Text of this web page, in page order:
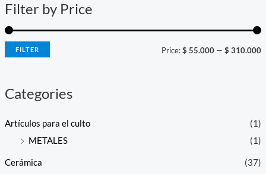
Filter by Price
r
i
r
i
FILTER Price:$ 55.000 —$ 310.000
Categories
Artículos para el culto
(1)
METALES
(1)
Cerámica
(37)